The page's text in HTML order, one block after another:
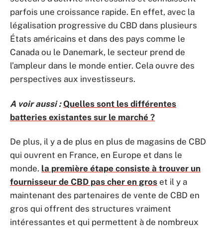
parfois une croissance rapide. En effet, avec la
légalisation progressive du CBD dans plusieurs
États américains et dans des pays comme le
Canada ou le Danemark, le secteur prend de
l’ampleur dans le monde entier. Cela ouvre des
perspectives aux investisseurs.
A voir aussi : Quelles sont les différentes
batteries existantes sur le marché ?
De plus, il y a de plus en plus de magasins de CBD
qui ouvrent en France, en Europe et dans le
monde. la première étape consiste à trouver un
fournisseur de CBD pas cher en gros et il y a
maintenant des partenaires de vente de CBD en
gros qui offrent des structures vraiment
intéressantes et qui permettent à de nombreux